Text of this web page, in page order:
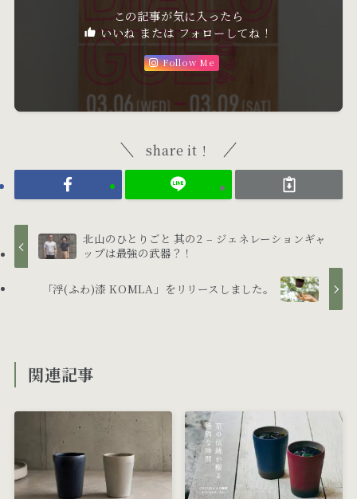
この記事が気に入ったら
いいね または フォローしてね！
Follow Me
share it！
北山のひとりごと 其の2 – ジェネレーションギャ
ップは最強の武器？！
「浮(ふわ)漆 KOMLA」をリリースしました。
関連記事